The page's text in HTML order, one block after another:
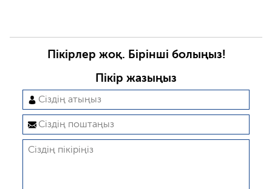
Пікірлер жоқ. Бірінші болыңыз!
Пікір жазыңыз